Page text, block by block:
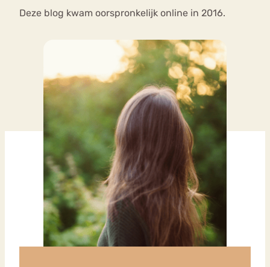
Deze blog kwam oorspronkelijk online in 2016.